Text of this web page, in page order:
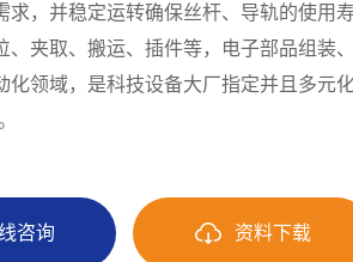
求，并稳定运转确保丝杆、导轨的使用
、夹取、搬运、插件等，电子部品组装
化领域，是科技设备大厂指定并且多元
咨询 资料下载